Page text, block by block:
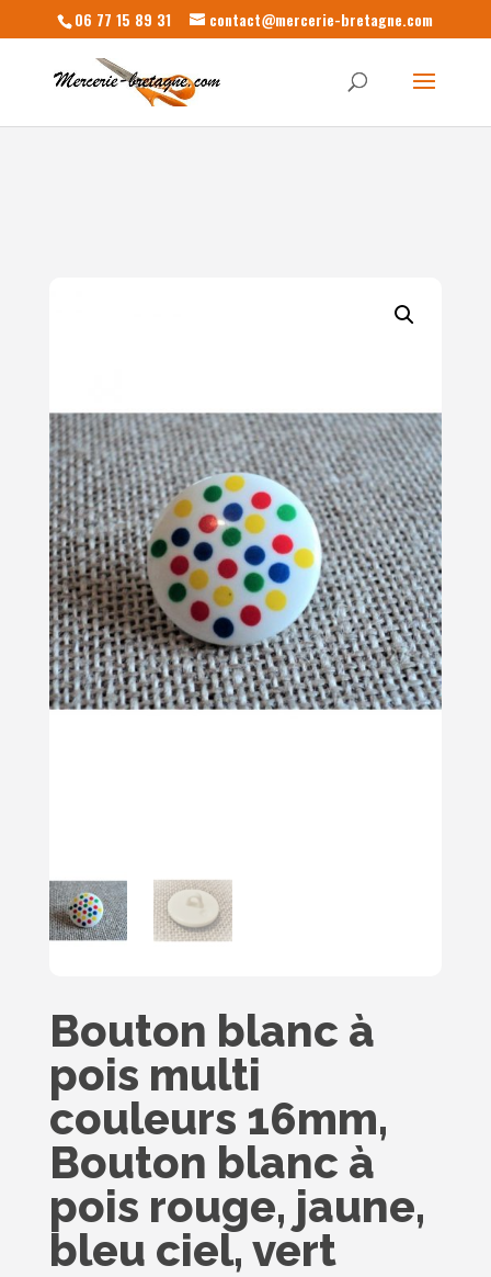
06 77 15 89 31 contact@mercerie-bretagne.com
Bouton blanc à
pois multi
couleurs 16mm,
Bouton blanc à
pois rouge, jaune,
bleu ciel, vert